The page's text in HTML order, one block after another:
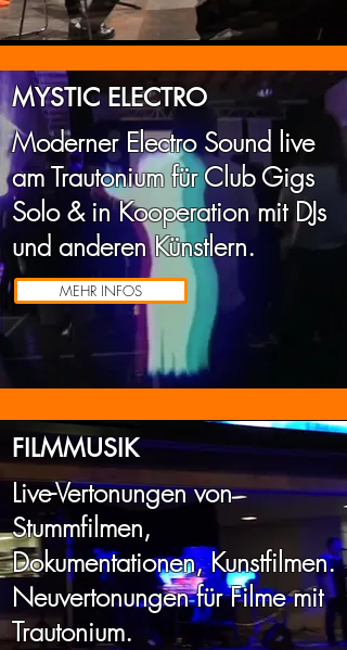
MYSTIC ELECTRO
Moderner Electro Sound live
am Trautonium für Club Gigs
Solo & in Kooperation mit DJs
und anderen Künstlern.
MEHR INFOS
FILMMUSIK
Live-Vertonungen von
Stummfilmen,
Dokumentationen, Kunstfilmen.
Neuvertonungen für Filme mit
Trautonium.